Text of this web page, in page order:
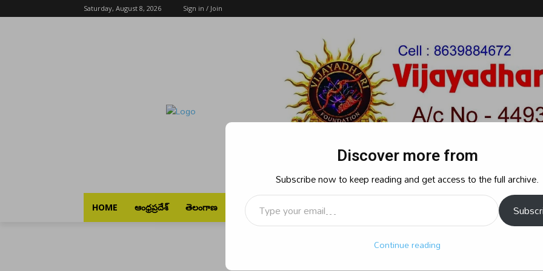
Saturday, August 8, 2026 Sign in / Join
HOME ఆంధ్రప్రదేశ్ తెలంగాణ భారత్ రాజకీయం క్రైమ్ బిజినెస్
Discover more from
Subscribe now to keep reading and get access to the full archive.
Type your email…
Continue reading